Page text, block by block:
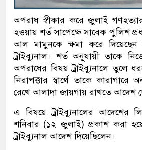
অপরাধ স্বীকার করে জুলাই
হওয়ায় শর্ত সাপেক্ষে সাবেক পুলিশ
আল মামুনকে ক্ষমা করে দিয়েছেন
ট্রাইব্যুনাল। শর্ত অনুযায়ী তাকে
অপরাধের বিষয় ট্রাইব্যুনালে তুলে
নিরাপত্তার স্বার্থে তাকে কারাগারে
রেখে আলাদা জায়গায় রাখতে আদেশ
এ বিষয়ে ট্রাইব্যুনালের আদেশের
শনিবার (১২ জুলাই) প্রকাশ করা
ট্রাইব্যুনাল আদেশ দিয়েছিলেন।